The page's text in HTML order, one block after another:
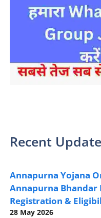
Recent
Annapurna Yojana
Annapurna Bhandar
Registration &
28 May 2026